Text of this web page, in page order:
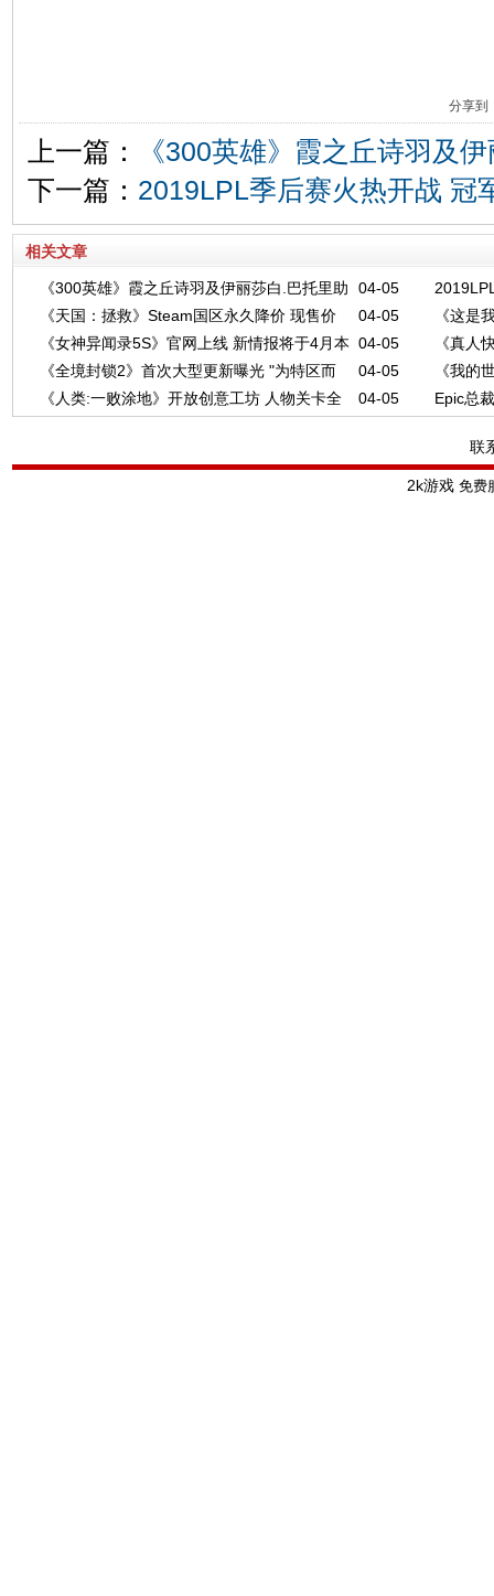
分享到
上一篇：
《300英雄》霞之丘诗羽及
下一篇： 2019LPL季后赛火热开战 冠
相关文章
04-05
《300英雄》霞之丘诗羽及伊丽莎白.巴托里助
力新版本
04-05
《天国：拯救》Steam国区永久降价 现售价
116元
《这是
美金
04-05
《女神异闻录5S》官网上线 新情报将于4月本
末颠倒公开
《真人
位新角
04-05
《全境封锁2》首次大型更新曝光 "为特区而
战"
《我的
9100万
04-05
《人类:一败涂地》开放创意工坊 人物关卡全
Epic总
联
2k游戏 免费